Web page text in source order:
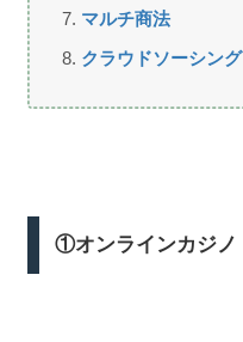
マルチ商法
クラウドソーシング
①オンラインカジノ